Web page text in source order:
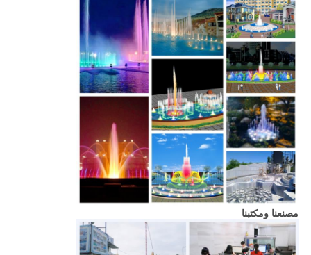
مصنعنا ومكتبنا